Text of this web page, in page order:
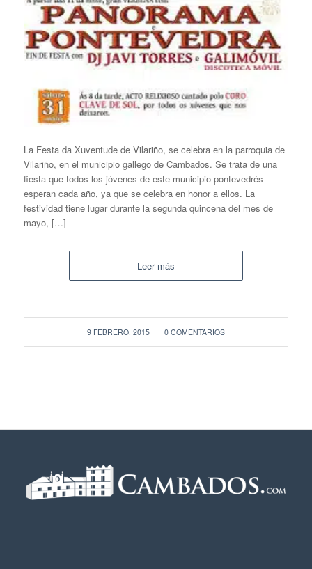
La Festa da Xuventude de Vilariño, se celebra en la parroquia de
Vilariño, en el municipio gallego de Cambados. Se trata de una
fiesta que todos los jóvenes de este municipio pontevedrés
esperan cada año, ya que se celebra en honor a ellos. La
festividad tiene lugar durante la segunda quincena del mes de
mayo, […]
Leer más
9 FEBRERO, 2015
/ 0 COMENTARIOS